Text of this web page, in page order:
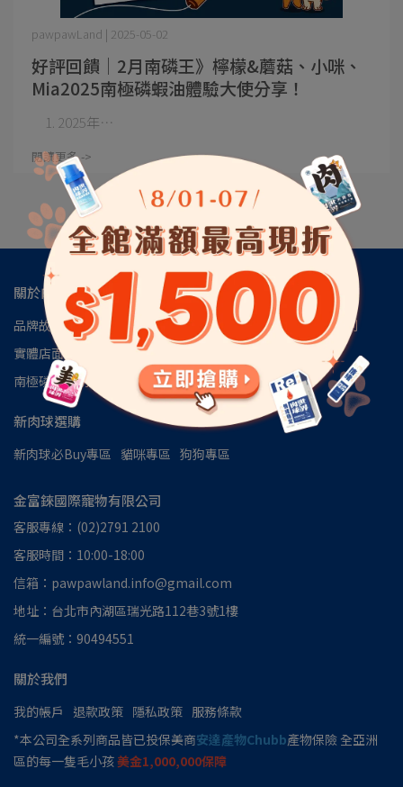
好評回饋│2月南磷王》檸檬&蘑菇、小咪、
Mia2025南極磷蝦油體驗大使分享！
pawpawLand | 2025-05-02
1. 2025年⋯
閱讀更多 ->
關於肉球
品牌故事 肉球會員專區 肉球世界官方LINE
肉球世界訂閱制
實體店面
安心檢驗報告
南極磷蝦油朔源│南極洲48區 見證推薦
新肉球選購
新肉球必Buy專區 貓咪專區 狗狗專區
金富錸國際寵物有限公司
客服專線：(02)2791 2100
客服時間：10:00-18:00
信箱：pawpawland.info@gmail.com
地址：台北市內湖區瑞光路112巷3號1樓
統一編號：90494551
關於我們
我的帳戶 退款政策 隱私政策 服務條款
*本公司全系列商品皆已投保美商安達產物Chubb產物保險 全亞洲
區的每一隻毛小孩美金1,000,000保障